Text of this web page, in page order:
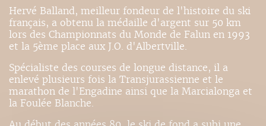
Hervé Balland, meilleur fondeur de l'histoire du ski
français, a obtenu la médaille d'argent sur 50 km
lors des Championnats du Monde de Falun en 1993
et la 5ème place aux J.O. d'Albertville.
Spécialiste des courses de longue distance, il a
enlevé plusieurs fois la Transjurassienne et le
marathon de l'Engadine ainsi que la Marcialonga et
la Foulée Blanche.